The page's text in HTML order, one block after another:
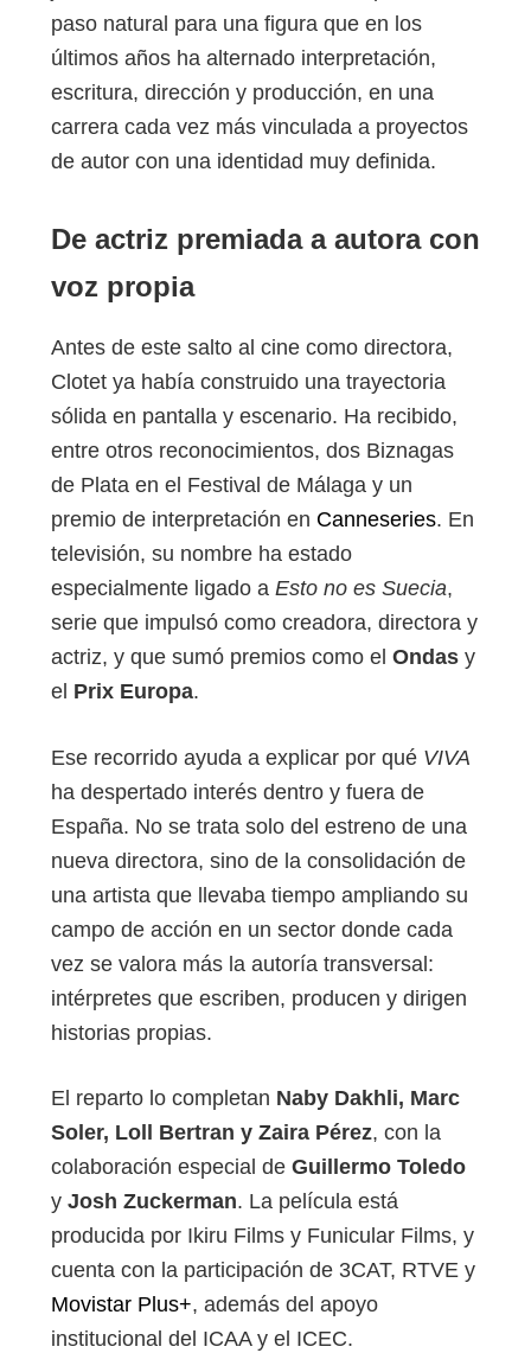
paso natural para una figura que en los
últimos años ha alternado interpretación,
escritura, dirección y producción, en una
carrera cada vez más vinculada a proyectos
de autor con una identidad muy definida.
De actriz premiada a autora con
voz propia
Antes de este salto al cine como directora,
Clotet ya había construido una trayectoria
sólida en pantalla y escenario. Ha recibido,
entre otros reconocimientos, dos Biznagas
de Plata en el Festival de Málaga y un
premio de interpretación en Canneseries. En
televisión, su nombre ha estado
especialmente ligado a Esto no es Suecia,
serie que impulsó como creadora, directora y
actriz, y que sumó premios como el Ondas y
el Prix Europa.
Ese recorrido ayuda a explicar por qué VIVA
ha despertado interés dentro y fuera de
España. No se trata solo del estreno de una
nueva directora, sino de la consolidación de
una artista que llevaba tiempo ampliando su
campo de acción en un sector donde cada
vez se valora más la autoría transversal:
intérpretes que escriben, producen y dirigen
historias propias.
El reparto lo completan Naby Dakhli, Marc
Soler, Loll Bertran y Zaira Pérez, con la
colaboración especial de Guillermo Toledo
y Josh Zuckerman. La película está
producida por Ikiru Films y Funicular Films, y
cuenta con la participación de 3CAT, RTVE y
Movistar Plus+, además del apoyo
institucional del ICAA y el ICEC.